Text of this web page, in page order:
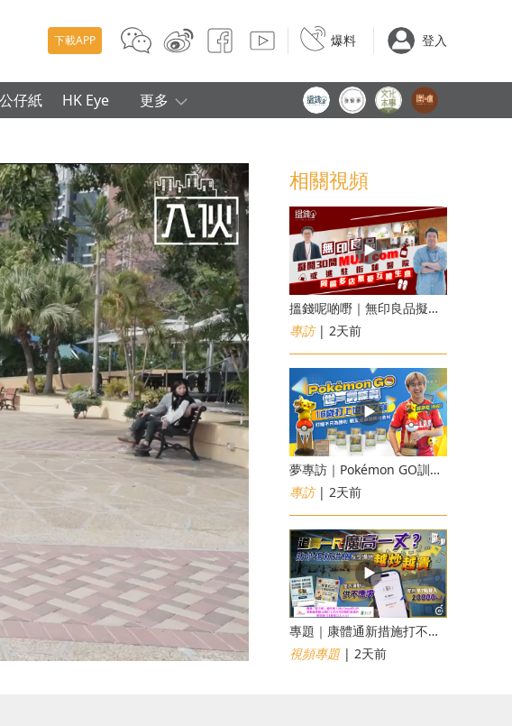
下載APP 爆料 登入
公仔紙 HK Eye 更多
相關視頻
搵錢呢啲嘢｜無印良品擬開30間「MUJI com」 或進駐街舖醫院 同區多店無憂互搶生意
專訪| 2天前
夢專訪｜Pokémon GO訓練員「蝦皮」16歲打上世界第一！戰友成最強後盾
專訪| 2天前
專題｜康體通新措施打不倒黃牛？室內運動場一場難求越炒越貴
視頻專題| 2天前